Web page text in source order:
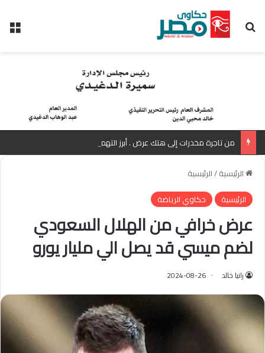
بحث عن
الرئيسية/الرئيسية
الرئيسية
حكاوي الرياضة
عرض خرافي من الهلال السعودي
لضم ميسي قد يصل الي مليار يورو
رانيا خالد 2024-08-26